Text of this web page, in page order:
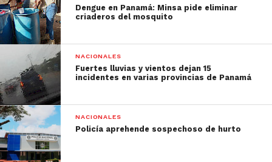
Dengue en Panamá: Minsa pide eliminar
criaderos del mosquito
NACIONALES
Fuertes lluvias y vientos dejan 15
incidentes en varias provincias de Panamá
NACIONALES
Policía aprehende sospechoso de hurto